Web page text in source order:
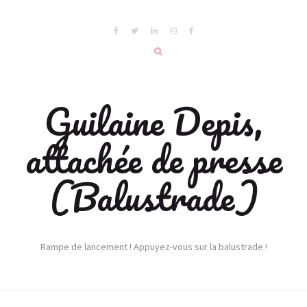
Guilaine Depis,
attachée de presse
(Balustrade)
Rampe de lancement ! Appuyez-vous sur la balustrade !